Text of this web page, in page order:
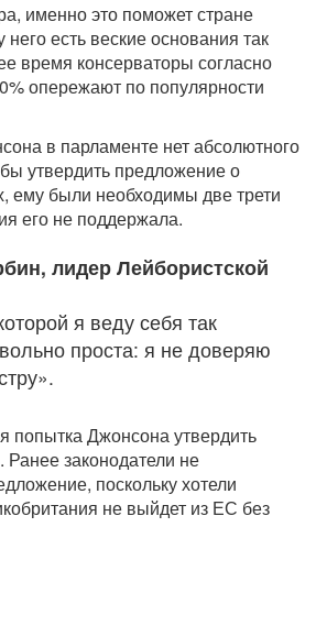
именно это поможет стране
есть веские основания так
время консерваторы согласно
опережают по популярности
в парламенте нет абсолютного
утвердить предложение о
ему были необходимы две трети
его не поддержала.
лидер Лейбористской
я веду себя так
проста: я не доверяю
попытка Джонсона утвердить
законодатели не
поскольку хотели
не выйдет из ЕС без